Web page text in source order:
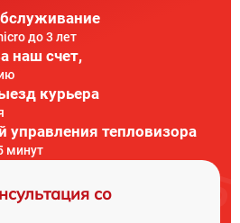
до 3 лет
наш счет,
курьера
управления тепловизора
минут
со